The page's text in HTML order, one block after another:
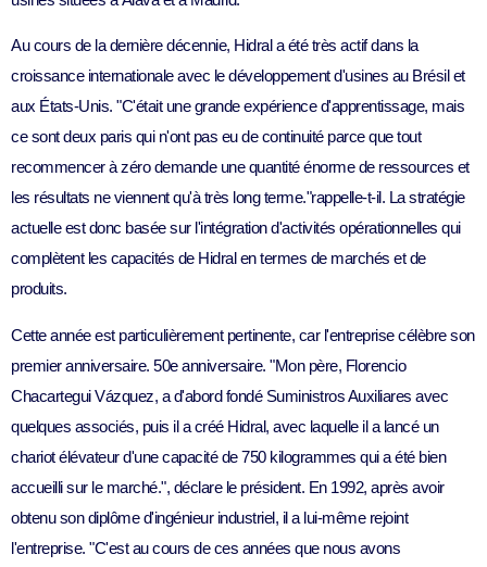
Au cours de la dernière décennie, Hidral a été très actif dans la
croissance internationale avec le développement d'usines au Brésil et
aux États-Unis. "C'était une grande expérience d'apprentissage, mais
ce sont deux paris qui n'ont pas eu de continuité parce que tout
recommencer à zéro demande une quantité énorme de ressources et
les résultats ne viennent qu'à très long terme."rappelle-t-il. La stratégie
actuelle est donc basée sur l'intégration d'activités opérationnelles qui
complètent les capacités de Hidral en termes de marchés et de
produits.
Cette année est particulièrement pertinente, car l'entreprise célèbre son
premier anniversaire. 50e anniversaire. "Mon père, Florencio
Chacartegui Vázquez, a d'abord fondé Suministros Auxiliares avec
quelques associés, puis il a créé Hidral, avec laquelle il a lancé un
chariot élévateur d'une capacité de 750 kilogrammes qui a été bien
accueilli sur le marché.", déclare le président. En 1992, après avoir
obtenu son diplôme d'ingénieur industriel, il a lui-même rejoint
l'entreprise. "C'est au cours de ces années que nous avons